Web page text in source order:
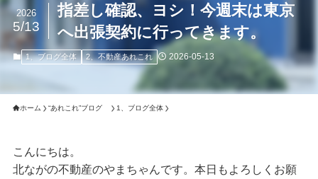
指差し確認、ヨシ！今週末は東京
へ出張契約に行ってきます。
2026
5/13
1、ブログ全体 2、不動産あれこれ 2026-05-13
ホーム “あれこれ”ブログ 1、ブログ全体
こんにちは。
北ながの不動産のやまちゃんです。本日もよろしくお願